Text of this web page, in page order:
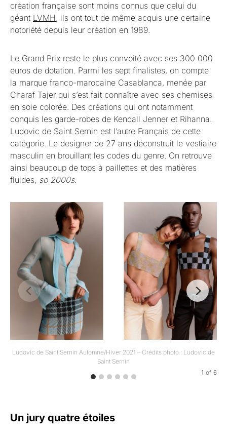
création française sont moins connus que celui du
géant LVMH, ils ont tout de même acquis une certaine
notoriété depuis leur création en 1989.
Le Grand Prix reste le plus convoité avec ses 300 000
euros de dotation. Parmi les sept finalistes, on compte
la marque franco-marocaine Casablanca, menée par
Charaf Tajer qui s’est fait connaître avec ses chemises
en soie colorée. Des créations qui ont notamment
conquis les garde-robes de Kendall Jenner et Rihanna.
Ludovic de Saint Sernin est l’autre Français de cette
catégorie. Le designer de 27 ans déconstruit le vestiaire
masculin en brouillant les codes du genre. On retrouve
ainsi beaucoup de tops à paillettes et des matières
fluides, so 2000s.
Ludovic de Saint Sernin Automne/Hiver 2021 – Crédits photo : Ludovic de
Saint Sernin
1 of 6
Un jury quatre étoiles